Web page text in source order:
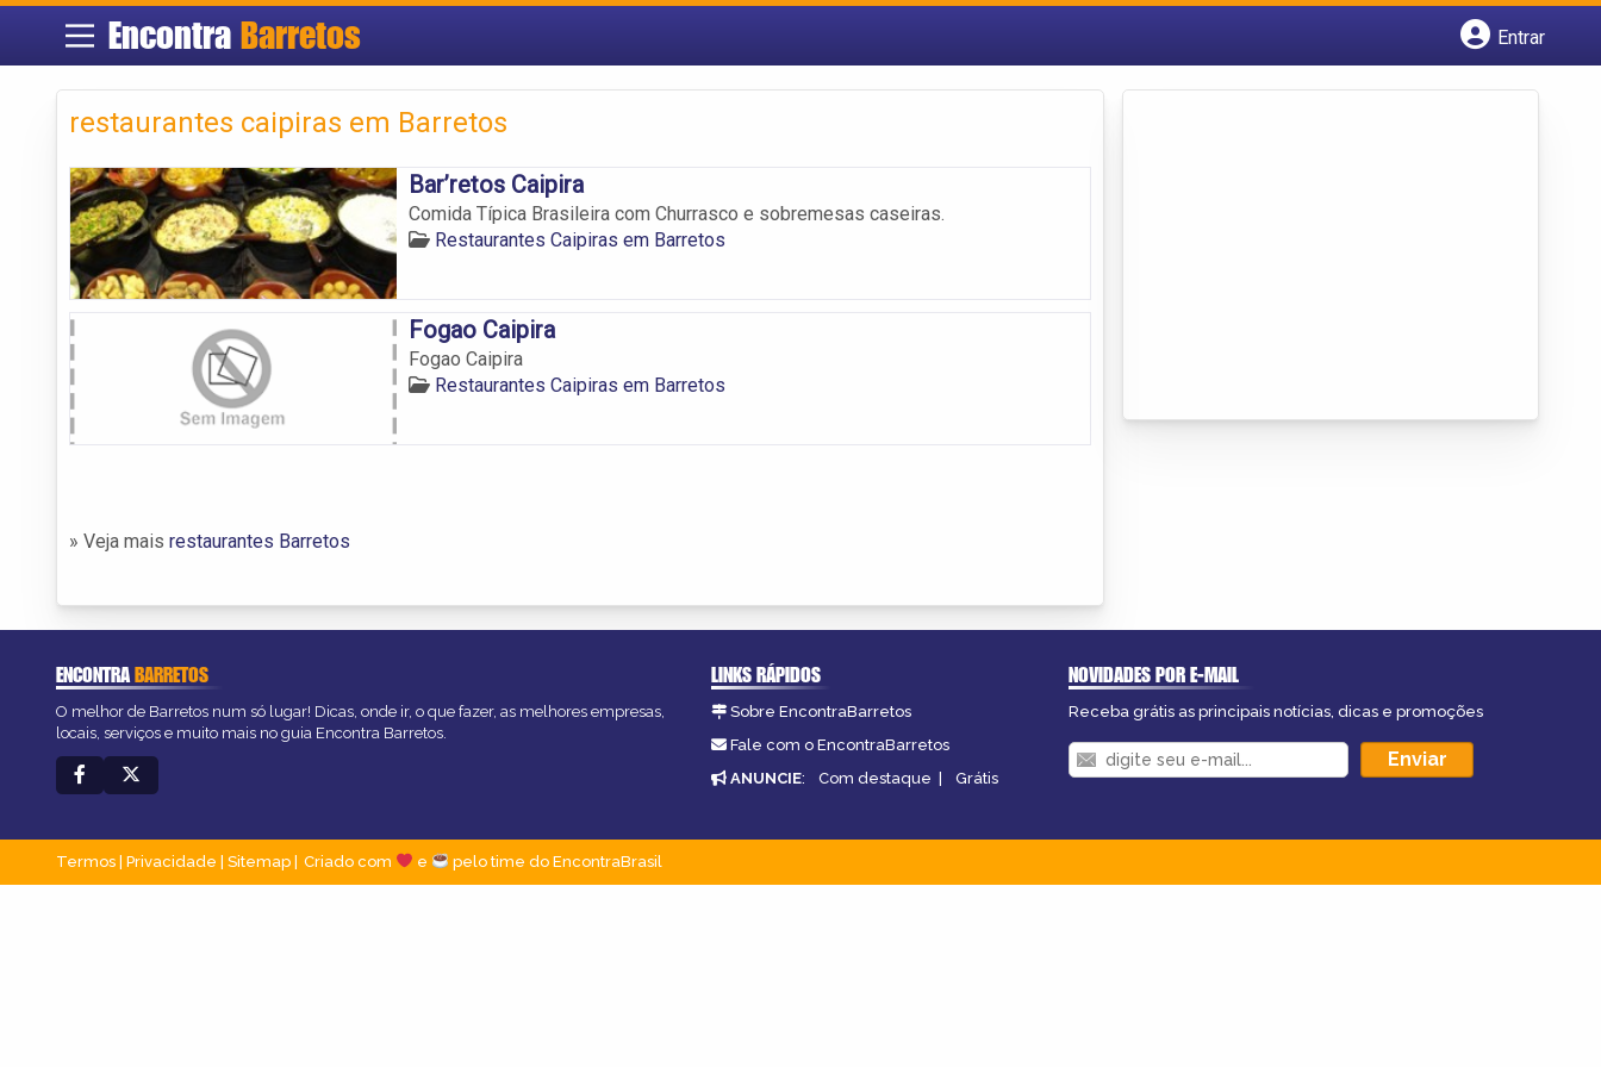
EncontraBarretos
Entrar
restaurantes caipiras em Barretos
Bar’retos Caipira
Comida Típica Brasileira com Churrasco e sobremesas caseiras.
Restaurantes Caipiras em Barretos
Fogao Caipira
Fogao Caipira
Restaurantes Caipiras em Barretos
» Veja mais restaurantes Barretos
ENCONTRABARRETOS
O melhor de Barretos num só lugar! Dicas, onde ir, o que fazer, as melhores empresas,
locais, serviços e muito mais no guia Encontra Barretos.
LINKS RÁPIDOS
Sobre EncontraBarretos
Fale com o EncontraBarretos
ANUNCIE: Com destaque | Grátis
NOVIDADES POR E-MAIL
Receba grátis as principais notícias, dicas e promoções
Termos Privacidade Sitemap Criado com e pelo time do EncontraBrasil